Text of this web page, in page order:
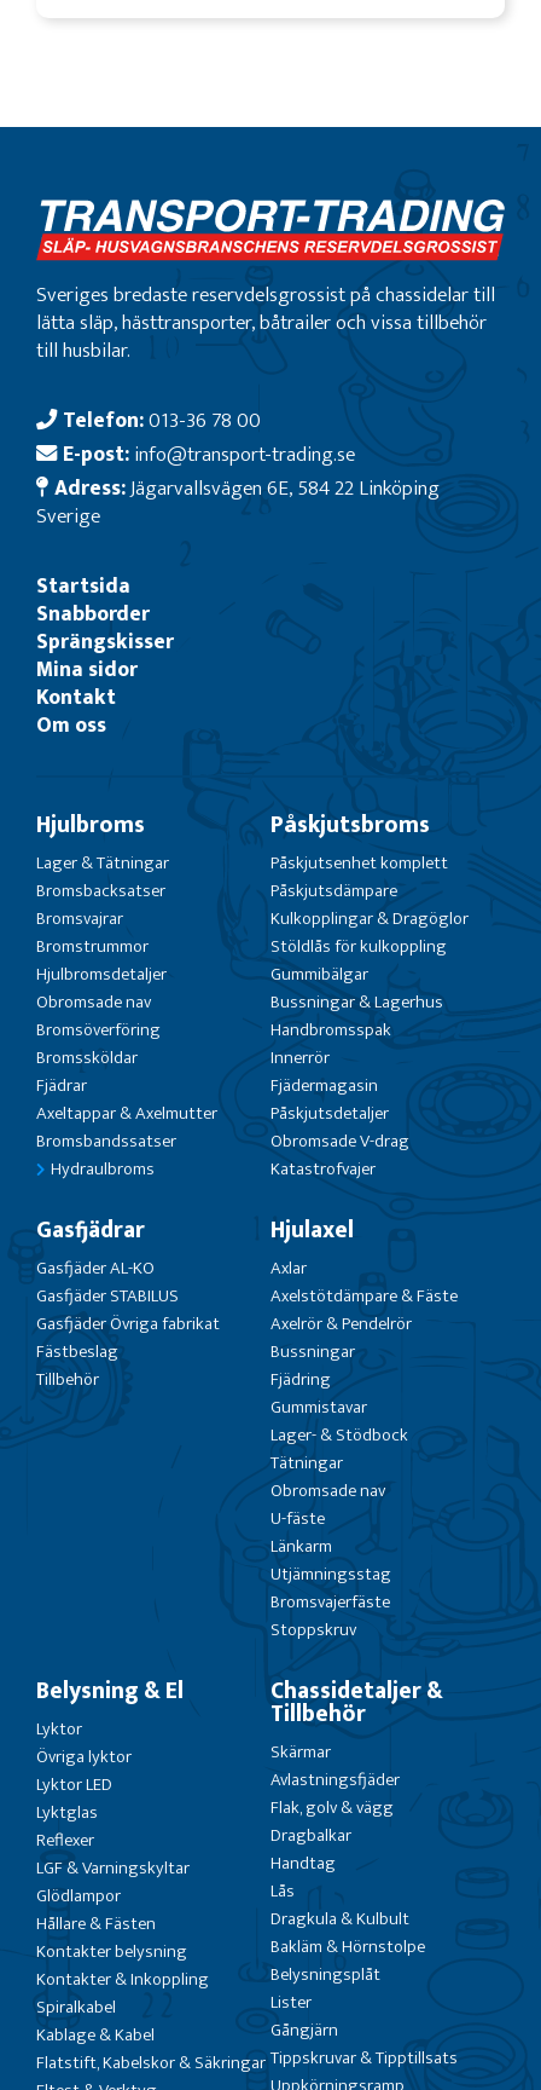
Sveriges bredaste reservdelsgrossist på chassidelar till
lätta släp, hästtransporter, båtrailer och vissa tillbehör
till husbilar.
Telefon:013-36 78 00
E-post:info@transport-trading.se
Adress:Jägarvallsvägen 6E, 584 22 Linköping
Sverige
Startsida
Snabborder
Sprängskisser
Mina sidor
Kontakt
Om oss
Hjulbroms
Lager & Tätningar
Bromsbacksatser
Bromsvajrar
Bromstrummor
Hjulbromsdetaljer
Obromsade nav
Bromsöverföring
Bromssköldar
Fjädrar
Axeltappar & Axelmutter
Bromsbandssatser
Hydraulbroms
Påskjutsbroms
Påskjutsenhet komplett
Påskjutsdämpare
Kulkopplingar & Dragöglor
Stöldlås för kulkoppling
Gummibälgar
Bussningar & Lagerhus
Handbromsspak
Innerrör
Fjädermagasin
Påskjutsdetaljer
Obromsade V-drag
Katastrofvajer
Gasfjädrar
Gasfjäder AL-KO
Gasfjäder STABILUS
Gasfjäder Övriga fabrikat
Fästbeslag
Tillbehör
Hjulaxel
Axlar
Axelstötdämpare & Fäste
Axelrör & Pendelrör
Bussningar
Fjädring
Gummistavar
Lager- & Stödbock
Tätningar
Obromsade nav
U-fäste
Länkarm
Utjämningsstag
Bromsvajerfäste
Stoppskruv
Belysning & El
Lyktor
Övriga lyktor
Lyktor LED
Lyktglas
Reflexer
LGF & Varningskyltar
Glödlampor
Hållare & Fästen
Kontakter belysning
Kontakter & Inkoppling
Spiralkabel
Kablage & Kabel
Flatstift, Kabelskor & Säkringar
Chassidetaljer &
Tillbehör
Skärmar
Avlastningsfjäder
Flak, golv & vägg
Dragbalkar
Handtag
Lås
Dragkula & Kulbult
Bakläm & Hörnstolpe
Belysningsplåt
Lister
Gångjärn
Tippskruvar & Tipptillsats